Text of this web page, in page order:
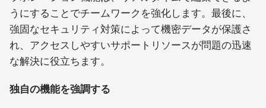
うにすることでチームワークを強化します。最後に、
強固なセキュリティ対策によって機密データが保護さ
れ、アクセスしやすいサポートリソースが問題の迅速
な解決に役立ちます。
独自の機能を強調する